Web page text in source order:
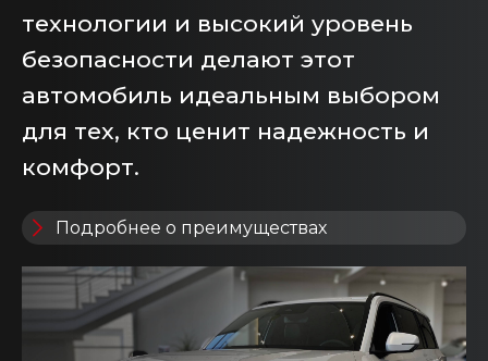
технологии и высокий уровень
безопасности делают этот
автомобиль идеальным выбором
для тех, кто ценит надежность и
комфорт.
Подробнее о преимуществах